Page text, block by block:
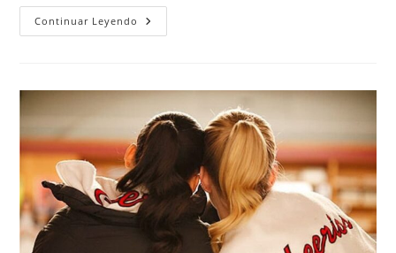
Continuar Leyendo Escuchar
El